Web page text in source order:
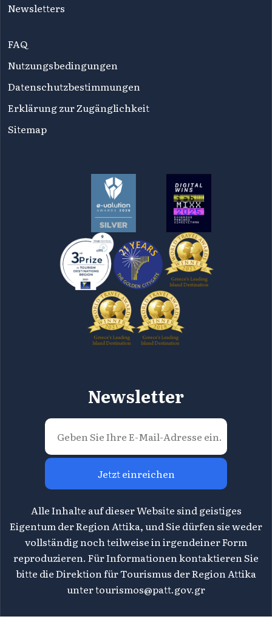
Newsletters
FAQ
Nutzungsbedingungen
Datenschutzbestimmungen
Erklärung zur Zugänglichkeit
Sitemap
Newsletter
Jetzt einreichen
Alle Inhalte auf dieser Website sind geistiges
Eigentum der Region Attika, und Sie dürfen sie weder
vollständig noch teilweise in irgendeiner Form
reproduzieren. Für Informationen kontaktieren Sie
bitte die Direktion für Tourismus der Region Attika
untertourismos@patt.gov.gr